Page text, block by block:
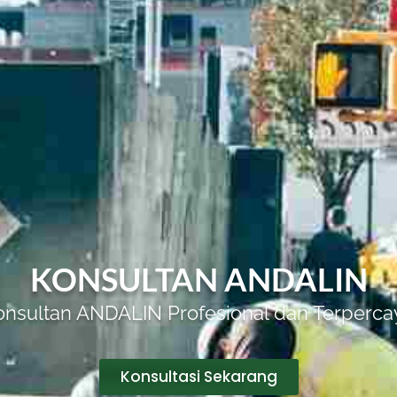
KONSULTAN ANDALIN
ANDALIN Profesional dan
Konsultasi Sekarang